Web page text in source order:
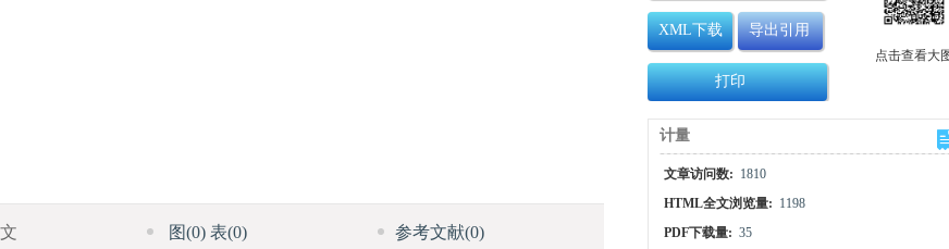
图(0)表(0) 参考文献(0)
XML下载 导出引用
打印
点击查看大
计量
文章访问数: 1810
HTML全文浏览量: 1198
PDF下载量: 35